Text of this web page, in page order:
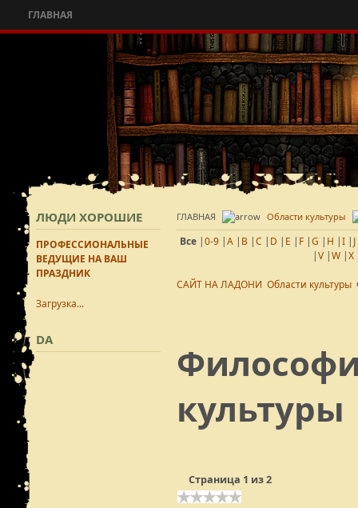
ГЛАВНАЯ
ГЛАВНАЯ Области культуры
Все |0-9 |A | B |C | D | E | F |G | H |I | J
|V |W |X
САЙТ НА ЛАДОНИ Области культуры
культуры
Страница 1 из 2
ЛЮДИ ХОРОШИЕ
ПРОФЕССИОНАЛЬНЫЕ
ВЕДУЩИЕ НА ВАШ
ПРАЗДНИК
Загрузка...
DA